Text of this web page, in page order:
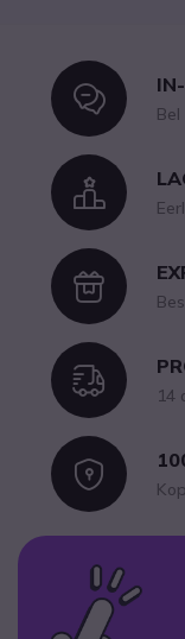
Icon
Icon
Icon
Icon14
Icon